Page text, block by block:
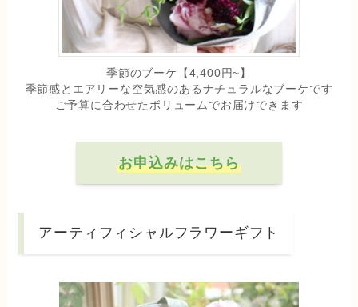
季節のブーケ【4,400円~】
季節感とエアリーな空気感のあるナチュラルなブーケです
ご予算に合わせたボリュームでお届けできます
お申込みはこちら
アーティフィシャルフラワーギフト